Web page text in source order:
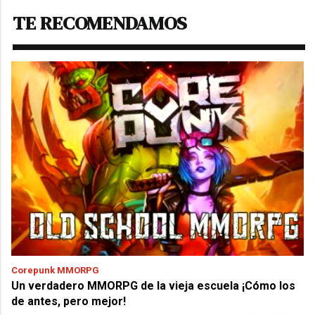
TE RECOMENDAMOS
Corepunk MMORPG
Un verdadero MMORPG de la vieja escuela ¡Cómo los
de antes, pero mejor!